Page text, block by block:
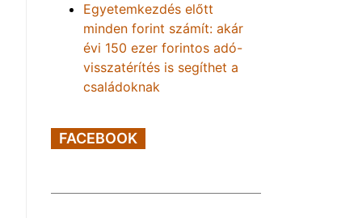
Egyetemkezdés előtt
minden forint számít: akár
évi 150 ezer forintos adó-
visszatérítés is segíthet a
családoknak
FACEBOOK